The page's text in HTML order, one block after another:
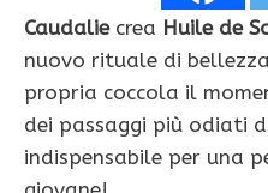
Caudaliecrea Huile de
nuovo rituale di
propria coccola il
dei passaggi più odiati
indispensabile per una